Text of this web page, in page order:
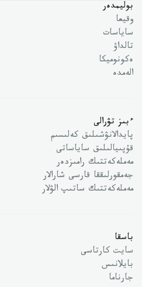
بوليمدەر
وقيعا
ساياسات
تالداۋ
ەكونوميكا
الەمدە
ءبىز تۋرالى
پايدالانۋشىلىق كەلىسىم
قۇپىيالىلىق ساياساتى
مەملەكەتتىك رامىزدەر
جەمقورلىققا قارسى شارالار
مەملەكەتتىك ساتىپ الۋلار
باسقا
سايت كارتاسى
بايلانىس
جارناما